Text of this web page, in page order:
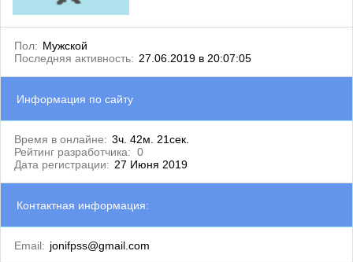
Пол: Мужской
Последняя активность: 27.06.2019 в 20:07:05
Информация по сайту
Время в онлайне: 3ч. 42м. 21сек.
Рейтинг разработчика: 0
Дата регистрации: 27 Июня 2019
Контактная информация:
Email: jonifpss@gmail.com